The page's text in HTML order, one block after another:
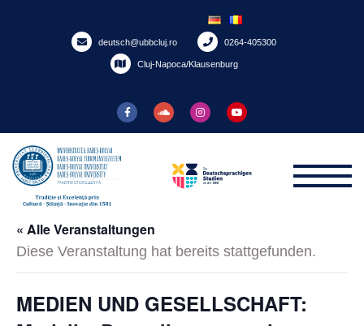
deutsch@ubbcluj.ro 0264-405300
Cluj-Napoca/Klausenburg
« Alle Veranstaltungen
Diese Veranstaltung hat bereits stattgefunden.
MEDIEN UND GESELLSCHAFT: